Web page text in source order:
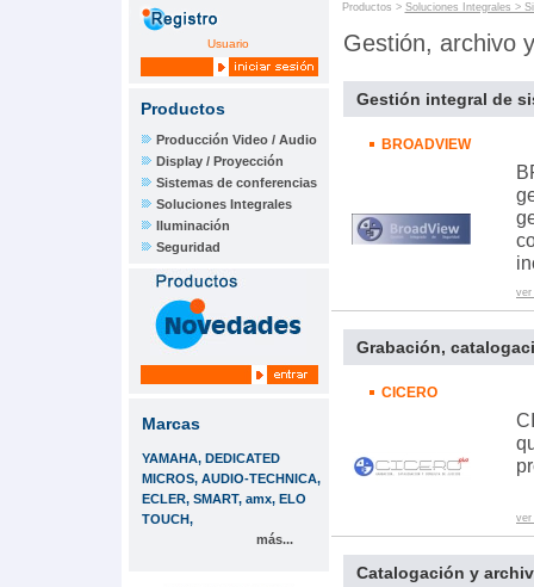
Usuario
Productos
Producción Video / Audio
Display / Proyección
Sistemas de conferencias
Soluciones Integrales
Iluminación
Seguridad
Marcas
YAMAHA, DEDICATED
MICROS, AUDIO-TECHNICA,
ECLER, SMART, amx, ELO
TOUCH,
más...
Productos > Soluciones Integrales >
Gestión, archivo
Gestión integral de
BROADVIEW
ver
Grabación,
CICERO
ver
Catalogación y